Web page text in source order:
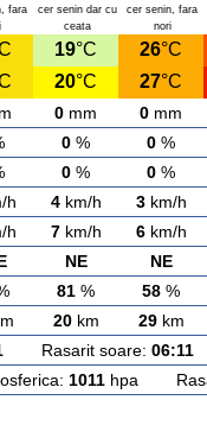
fara
cer senin dar cu
ceata
cer senin, fara
nori
19°C 26°C
20°C 27°C
0 mm 0 mm
0 % 0 %
0 % 0 %
h 4km/h 3km/h
h 7km/h 6km/h
NE NE
81 % 58 %
20km 29km
Rasarit soare: 06:11
1011 hpa